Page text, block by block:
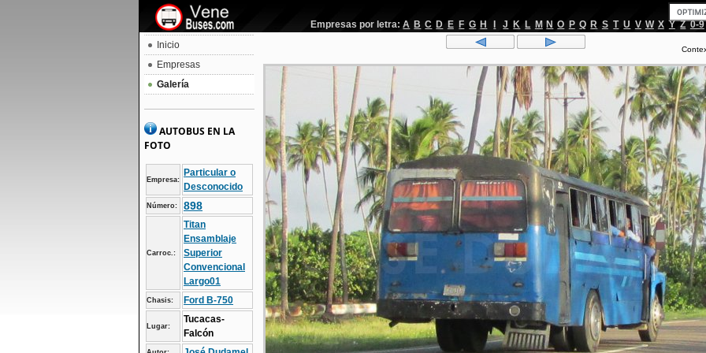
Empresas por letra: A B C D E F G H J K L M N O P Q R S T U V W X Y Z 0-9
Inicio
Empresas
Galería
AUTOBUS EN LA
FOTO
Empresa:
Particular o
Desconocido
Número: 898
Carroc.:
Titan
Ensamblaje
Superior
Convencional
Largo01
Chasis: Ford B-750
Lugar:
Tucacas-
Falcón